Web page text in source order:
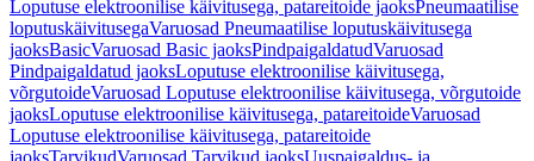
Loputuse elektroonilise käivitusega, patareitoide jaoksPneumaatilise
loputuskäivitusegaVaruosad Pneumaatilise loputuskäivitusega
jaoksBasicVaruosad Basic jaoksPindpaigaldatudVaruosad
Pindpaigaldatud jaoksLoputuse elektroonilise käivitusega,
võrgutoideVaruosad Loputuse elektroonilise käivitusega, võrgutoide
jaoksLoputuse elektroonilise käivitusega, patareitoideVaruosad
Loputuse elektroonilise käivitusega, patareitoide
jaoksTarvikudVaruosad Tarvikud jaoksUuspaigaldus- ja